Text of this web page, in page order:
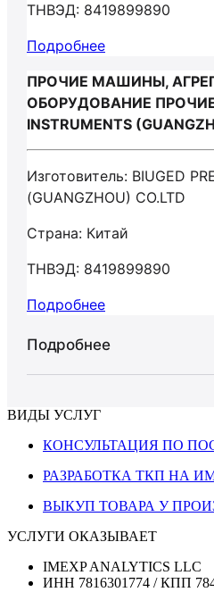
ТНВЭД: 8419899890
Подробнее
ПРОЧИЕ МАШИНЫ,
ОБОРУДОВАНИЕ ПРОЧИЕ /
INSTRUMENTS
Изготовитель: BIUGED
(GUANGZHOU) CO.LTD
Страна: Китай
ТНВЭД: 8419899890
Подробнее
Подробнее
ВИДЫ УСЛУГ
КОНСУЛЬТАЦИЯ ПО
РАЗРАБОТКА ТКП НА
ВЫКУП ТОВАРА У
УСЛУГИ ОКАЗЫВАЕТ
IMEXP ANALYTICS LLC
ИНН 7816301774 / КПП